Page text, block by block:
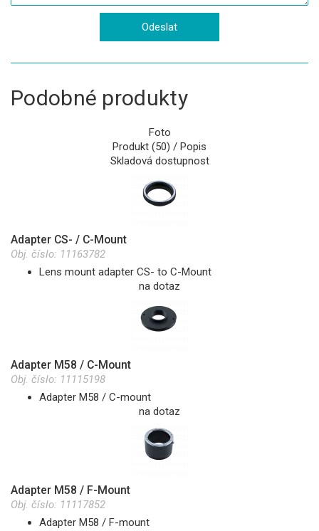
Podobné produkty
Foto
Produkt (50) / Popis
Skladová dostupnost
Adapter CS- / C-Mount
Obj. číslo: 11163782
Lens mount adapter CS- to C-Mount
na dotaz
Adapter M58 / C-Mount
Obj. číslo: 11115198
Adapter M58 / C-mount
na dotaz
Adapter M58 / F-Mount
Obj. číslo: 11117852
Adapter M58 / F-mount